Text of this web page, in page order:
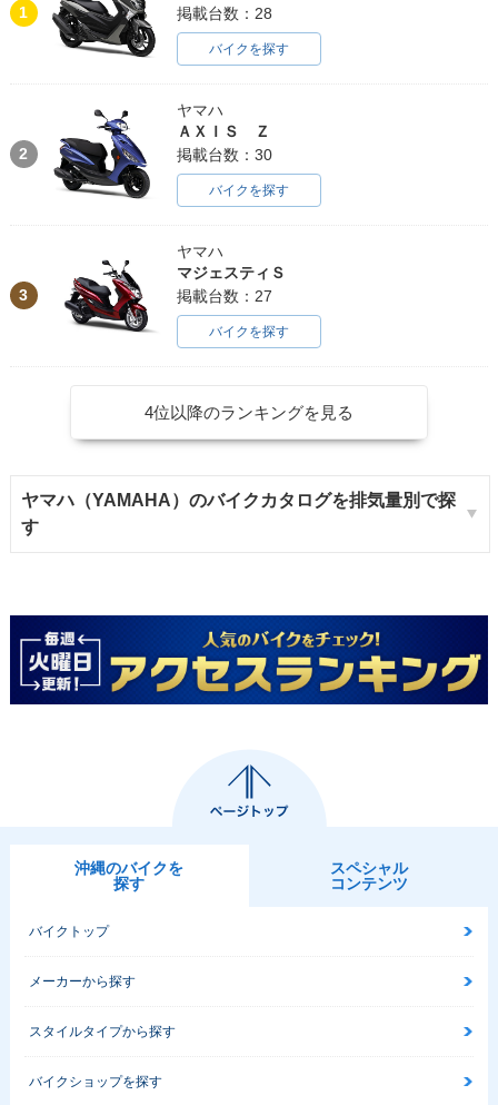
1
掲載台数：28
バイクを探す
2
ヤマハ
ＡＸＩＳ Ｚ
掲載台数：30
バイクを探す
3
ヤマハ
マジェスティＳ
掲載台数：27
バイクを探す
4位以降のランキングを見る
ヤマハ（YAMAHA）のバイクカタログを排気量別で探
す
沖縄のバイクを
探す
スペシャル
コンテンツ
バイクトップ
メーカーから探す
スタイルタイプから探す
バイクショップを探す